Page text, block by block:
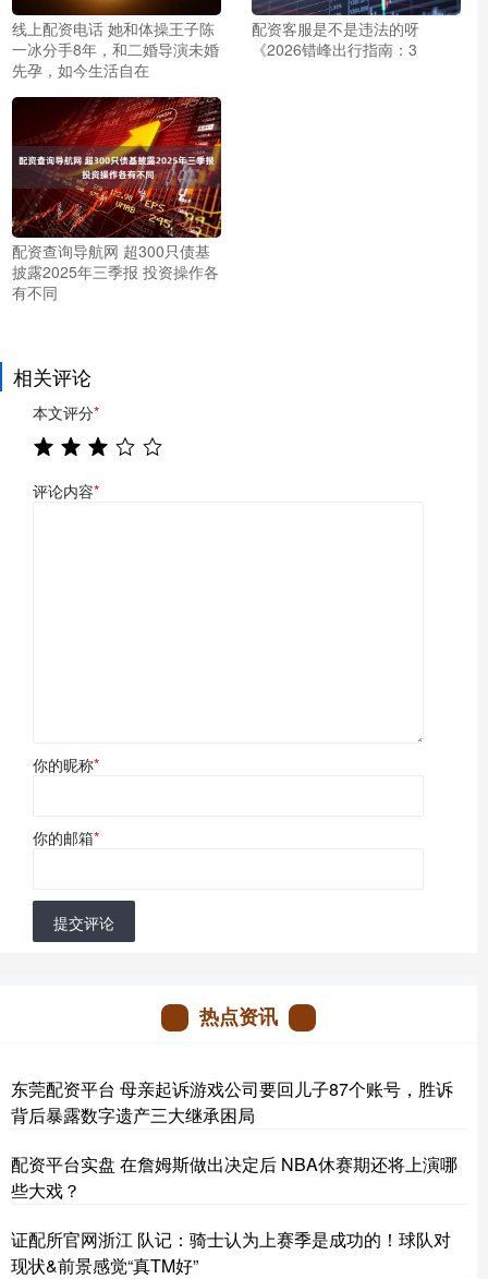
线上配资电话 她和体操王子陈
一冰分手8年，和二婚导演未婚
先孕，如今生活自在
配资客服是不是违法的呀
《2026错峰出行指南：3
配资查询导航网 超300只债基
披露2025年三季报 投资操作各
有不同
相关评论
本文评分*
评论内容*
你的昵称*
你的邮箱*
提交评论
热点资讯
东莞配资平台 母亲起诉游戏公司要回儿子87个账号，胜诉
背后暴露数字遗产三大继承困局
配资平台实盘 在詹姆斯做出决定后 NBA休赛期还将上演哪
些大戏？
证配所官网浙江 队记：骑士认为上赛季是成功的！球队对
现状&前景感觉“真TM好”